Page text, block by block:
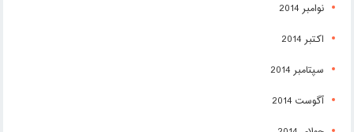
نوامبر 2014
اکتبر 2014
سپتامبر 2014
آگوست 2014